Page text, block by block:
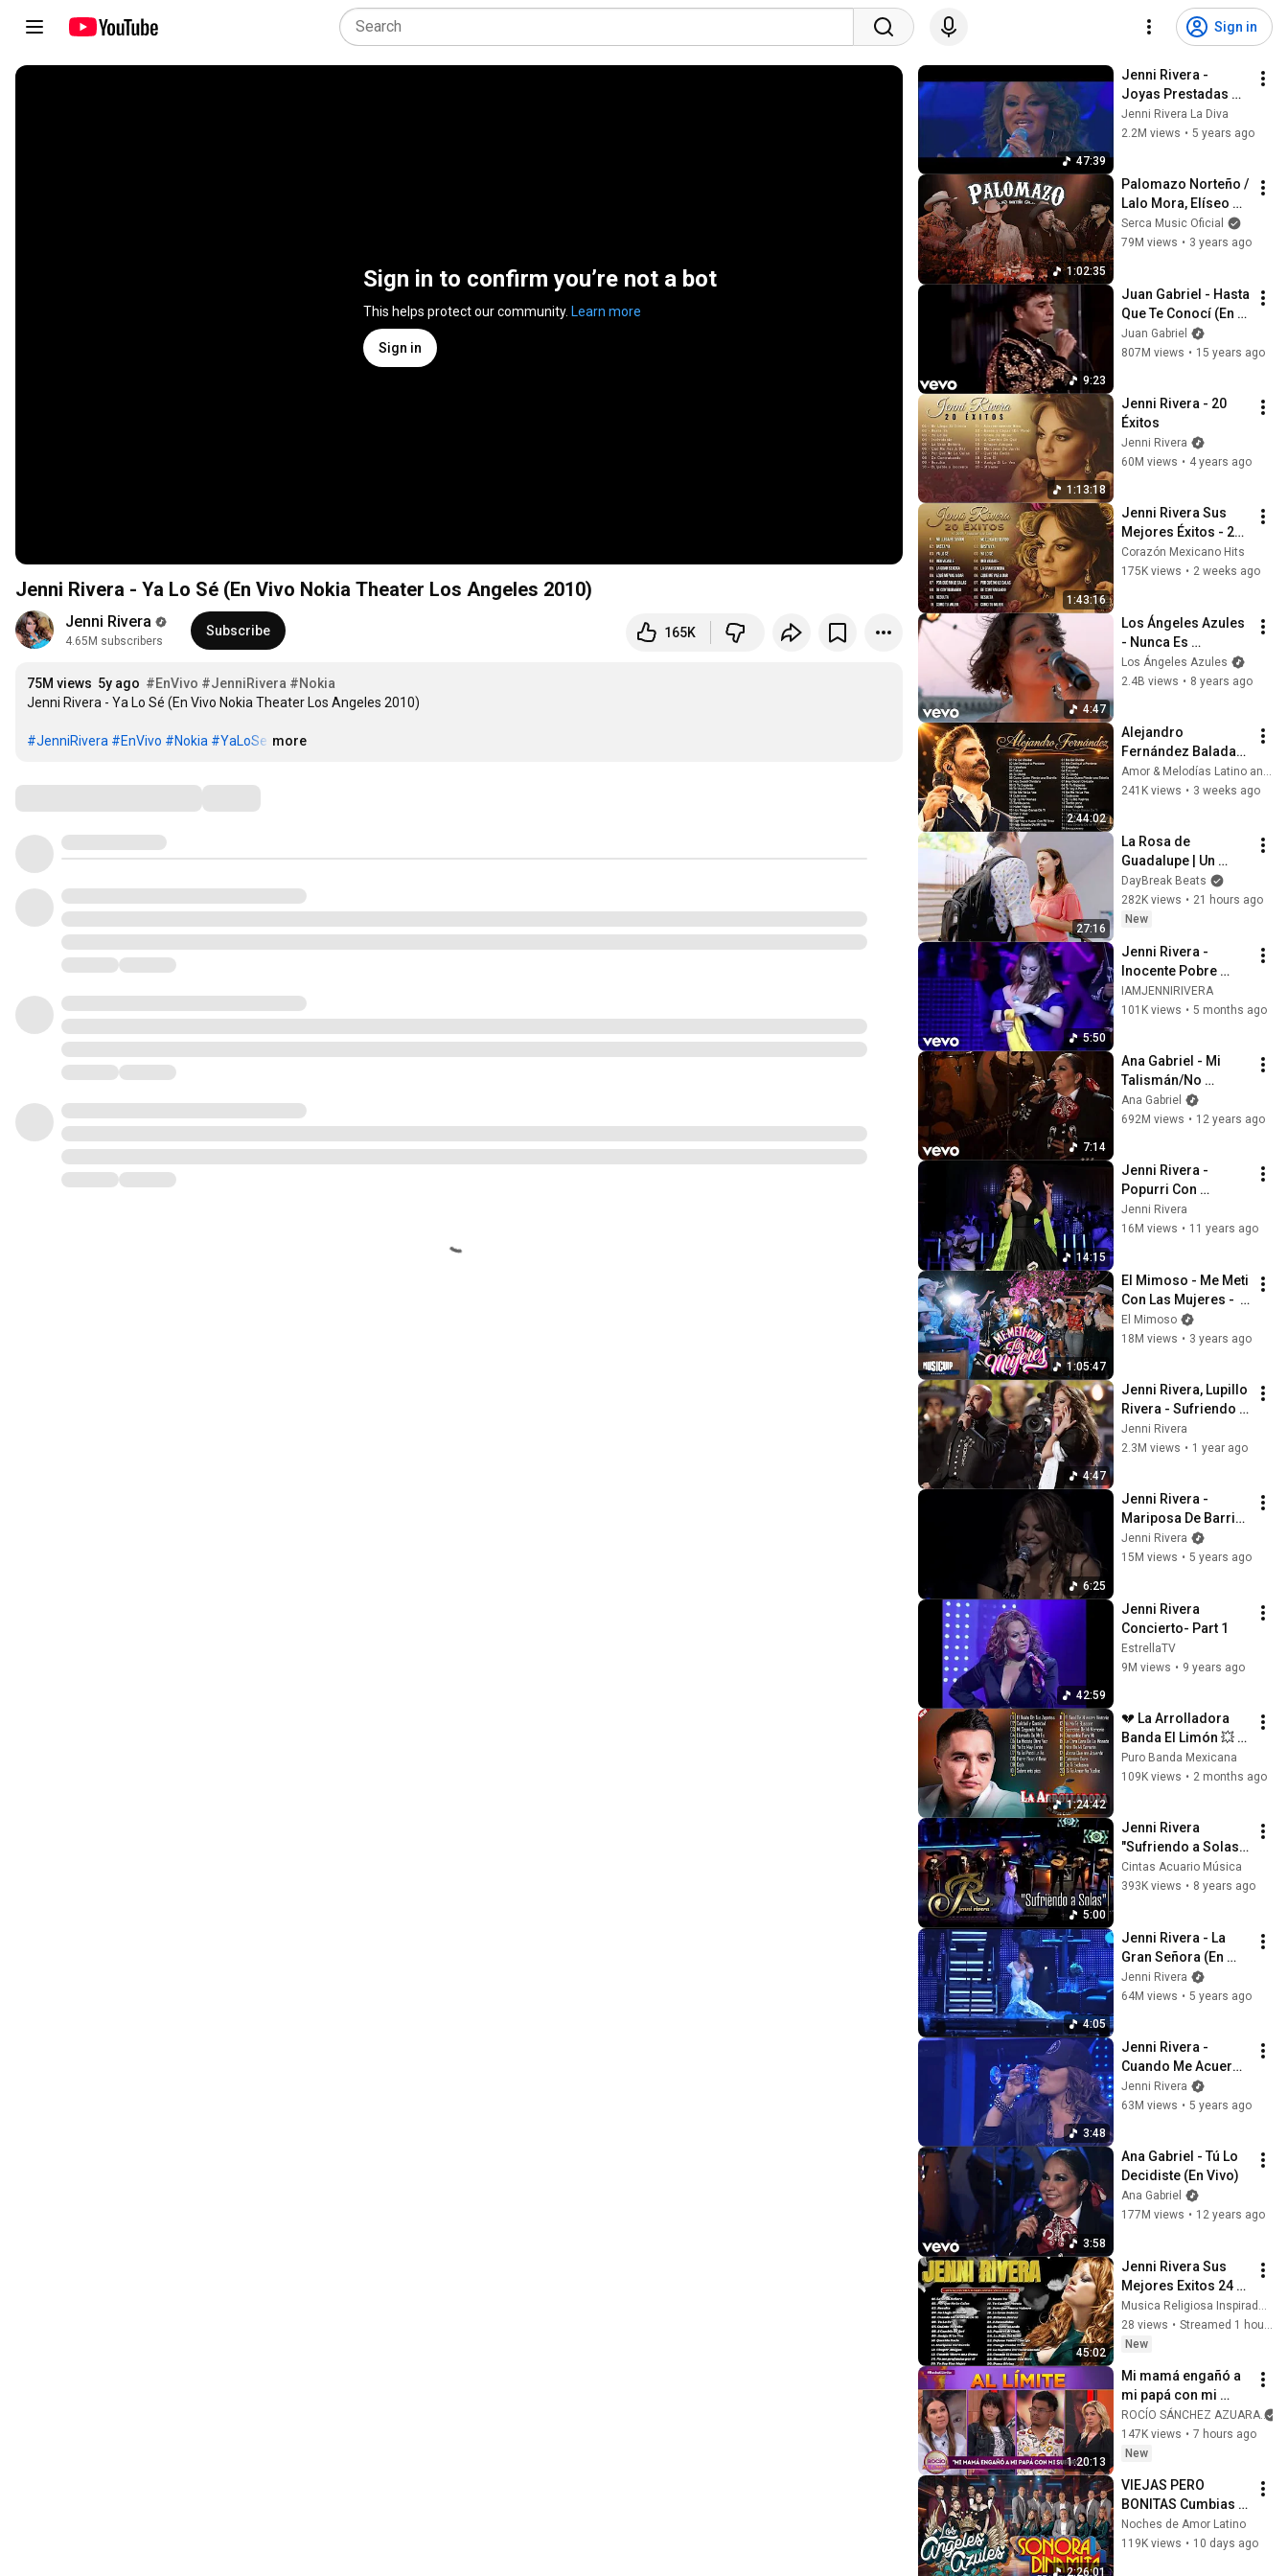
Sign in
Sign in to confirm you’re not a bot
This helps protect our community. Learn more
Sign in
Jenni Rivera - Ya Lo Sé (En Vivo Nokia Theater Los Angeles 2010)
Jenni Rivera
4.65M subscribers
Subscribe 165K
75M views 5y ago #EnVivo #JenniRivera #Nokia
Jenni Rivera - Ya Lo Sé (En Vivo Nokia Theater Los Angeles 2010)
#JenniRivera #EnVivo #Nokia #YaLoSe …
more
47:39
Jenni Rivera -
Joyas Prestadas
(Versión Banda) (En
Vivo Desde El Teatro
Jenni Rivera La Diva
2.2M views • 5 years ago
1:02:35
Palomazo Norteño /
Lalo Mora, Elíseo
Robles, Rosendo
Cantú, Raúl
Serca Music Oficial
79M views • 3 years ago
9:23
Juan Gabriel - Hasta
Que Te Conocí (En
Vivo [Desde el
Instituto Nacional
Juan Gabriel
807M views • 15 years ago
1:13:18
Jenni Rivera - 20
Éxitos
Jenni Rivera
60M views • 4 years ago
1:43:16
Jenni Rivera Sus
Mejores Éxitos - 20
Grandes Éxitos De
Oro - Mix Rancheras
Corazón Mexicano Hits
175K views • 2 weeks ago
4:47
Los Ángeles Azules
- Nunca Es
Suficiente ft. Natalia
Lafourcade (Live)
Los Ángeles Azules
2.4B views • 8 years ago
2:44:02
Alejandro
Fernández Baladas
Romanticas Mix ~
Alejandro
Mix
Amor & Melodías Latino and Rancheras y Corridos Eternos
241K views • 3 weeks ago
27:16
La Rosa de
Guadalupe | Un
Mensaje A Las 3:00 [
Parte 1 ] | Capítulo
Completo 2026 Full
DayBreak Beats
282K views • 21 hours ago
New
5:50
Jenni Rivera -
Inocente Pobre
Amiga (En Vivo
Desde El Auditorio
IAMJENNIRIVERA
101K views • 5 months ago
7:14
Ana Gabriel - Mi
Talismán/No
Entiendo/Hechizo
Ana Gabriel
692M views • 12 years ago
14:15
Jenni Rivera -
Popurri Con
Mariachi (En Vivo)
Jenni Rivera
16M views • 11 years ago
1:05:47
El Mimoso - Me Meti
Con Las Mujeres -
Diana Reyes - Vicky
Terrazas - Elsa Rios
El Mimoso
18M views • 3 years ago
4:47
Jenni Rivera, Lupillo
Rivera - Sufriendo A
Solas (En Vivo Latin
Grammys)
Jenni Rivera
2.3M views • 1 year ago
6:25
Jenni Rivera -
Mariposa De Barrio
(En Vivo Nokia
Theater Los Angeles
Jenni Rivera
15M views • 5 years ago
42:59
Jenni Rivera
Concierto- Part 1
EstrellaTV
9M views • 9 years ago
1:24:42
💔 La Arrolladora
Banda El Limón 💥
Canciones De Amor
y Desamor Que
Puro Banda Mexicana
109K views • 2 months ago
5:00
Jenni Rivera
"Sufriendo a Solas"
concierto video en
vivo / Cintas Acuario
Cintas Acuario Música
393K views • 8 years ago
4:05
Jenni Rivera - La
Gran Señora (En
Vivo Nokia Theater
Los Angeles 2010)
Jenni Rivera
64M views • 5 years ago
3:48
Jenni Rivera -
Cuando Me Acuerdo
De Ti (En Vivo Nokia
Theater Los Angeles
Jenni Rivera
63M views • 5 years ago
3:58
Ana Gabriel - Tú Lo
Decidiste (En Vivo)
Ana Gabriel
177M views • 12 years ago
45:02
Jenni Rivera Sus
Mejores Exitos 24
Grandes Exitos -
Rancheras Viejitas
Mix Exitos de Jenni
28 views •
New
1:20:13
Mi mamá engañó a
mi papá con mi
suegro  - Programa
del 08 de agosto del
2026 / Rocío al
ROCÍO SÁNCHEZ AZUARA
147K views • 7 hours ago
New
2:26:01
VIEJAS PERO
BONITAS Cumbias
ft. Sonora Dinamita
& Ángeles Azules to
Noches de Amor Latino
119K views • 10 days ago